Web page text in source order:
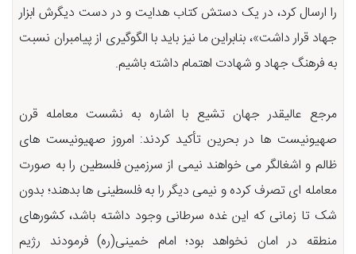
را ارسال کرد، در یک دستش کتاب هدایت و در دست دیگرش ابزار
جهاد قرار داشت»، بنابراین ما نیز باید با الگوگیری از پیامبران نسبت
به فرهنگ جهاد و شهادت اهتمام داشته باشیم.
مرجع عالیقدر جهان تشیع با اشاره به نشست معامله قرن
صهیونیست ها در بحرین تأکید کردند: امروز صهیونیست های
ظالم و اشغالگر می خواهند نیمی از سرزمین فلسطین را به صورت
معامله ای تصرف کرده و نیمی دیگر را به فلسطینی ها بدهند؛ بدون
شک تا زمانی که این غده سرطانی وجود داشته باشد، کشورهای
منطقه در امان نخواهد بود؛ امام خمینی(ره) فرمودند رژیم